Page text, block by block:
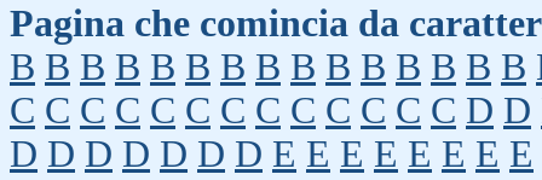
Pagina che comincia da
B B B B B B B B B B B B B B B
C C C C C C C C C C C C C D D
D D D D D D D E E E E E E E E